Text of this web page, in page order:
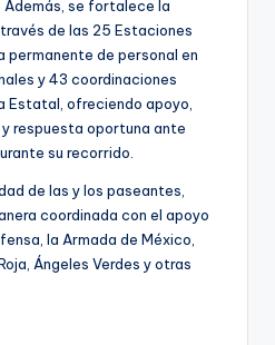
se fortalece la
de las 25 Estaciones
permanente de personal en
y 43 coordinaciones
Estatal, ofreciendo apoyo,
respuesta oportuna ante
su recorrido.
de las y los paseantes,
coordinada con el apoyo
la Armada de México,
Ángeles Verdes y otras